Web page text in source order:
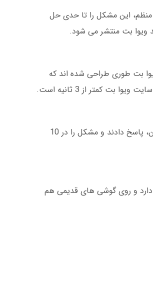
منظم، این مشکل را تا حدی حل
بت منتشر می شود.
بت طوری طراحی شده اند که
یک بار ساعت 2 شب مجبور شدم با پشتیبانی صحبت کنم چون واریزی من ثبت نشده بود. به شگفتی من، پاسخ دادند و مشکل را در 10
دارد و روی گوشی های قدیمی هم